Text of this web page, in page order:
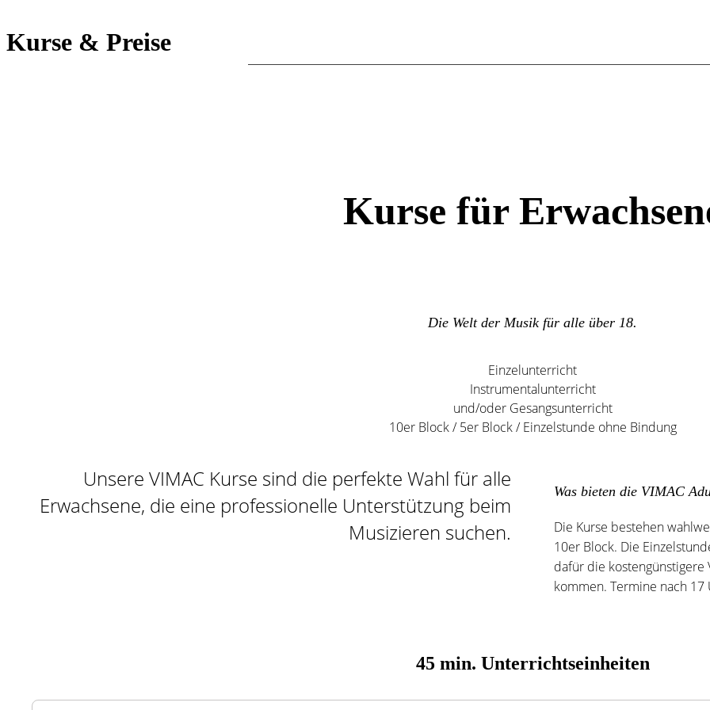
Kurse & Preise
Kurse für
Die Welt der Musik für alle über 18.
Einzelunterricht
Instrumentalunterricht
und/oder Gesangsunterricht
10er Block / 5er Block / Einzelstunde ohne Bindung
Unsere VIMAC Kurse sind die perfekte Wahl für alle
Erwachsene, die eine professionelle Unterstützung beim
Musizieren suchen.
Was bieten die VIMAC
Die Kurse bestehen
10er Block. Die
dafür die
kommen. Termine nach
45 min. Unterrichtseinheiten